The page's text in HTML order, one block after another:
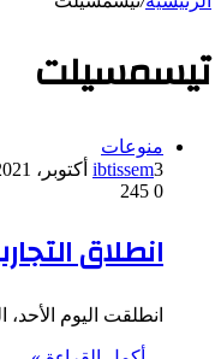
تيسمسيلت
منوعات
ibtissem3 أكتوبر، 2021
0
انطلاق
انطلقت اليوم الأحد،